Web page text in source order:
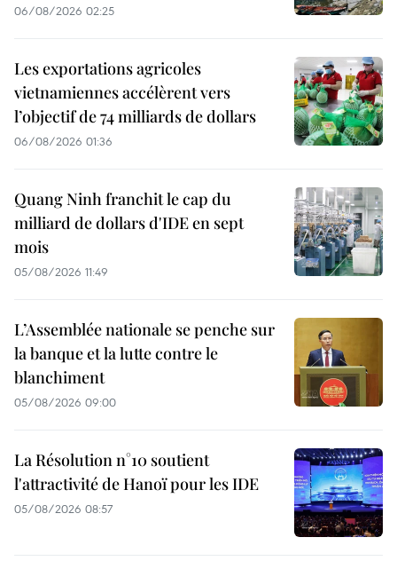
06/08/2026 02:25
Les exportations agricoles
vietnamiennes accélèrent vers
l’objectif de 74 milliards de dollars
06/08/2026 01:36
Quang Ninh franchit le cap du
milliard de dollars d'IDE en sept
mois
05/08/2026 11:49
L’Assemblée nationale se penche sur
la banque et la lutte contre le
blanchiment
05/08/2026 09:00
La Résolution n°10 soutient
l'attractivité de Hanoï pour les IDE
05/08/2026 08:57